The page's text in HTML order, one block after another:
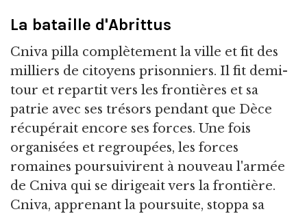
La bataille d'Abrittus
Cniva pilla complètement la ville et fit des
milliers de citoyens prisonniers. Il fit demi-
tour et repartit vers les frontières et sa
patrie avec ses trésors pendant que Dèce
récupérait encore ses forces. Une fois
organisées et regroupées, les forces
romaines poursuivirent à nouveau l'armée
de Cniva qui se dirigeait vers la frontière.
Cniva, apprenant la poursuite, stoppa sa